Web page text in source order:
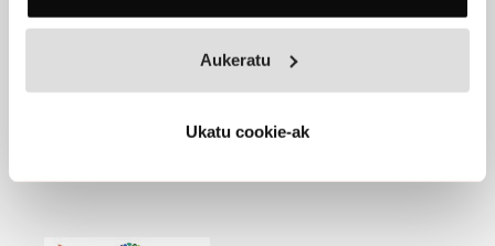
Aukeratu
Ukatu cookie-ak
Betti Albor, baxua